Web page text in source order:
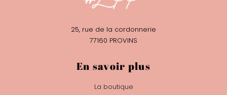
25, rue de la cordonnerie
77160 PROVINS
En savoir plus
La boutique